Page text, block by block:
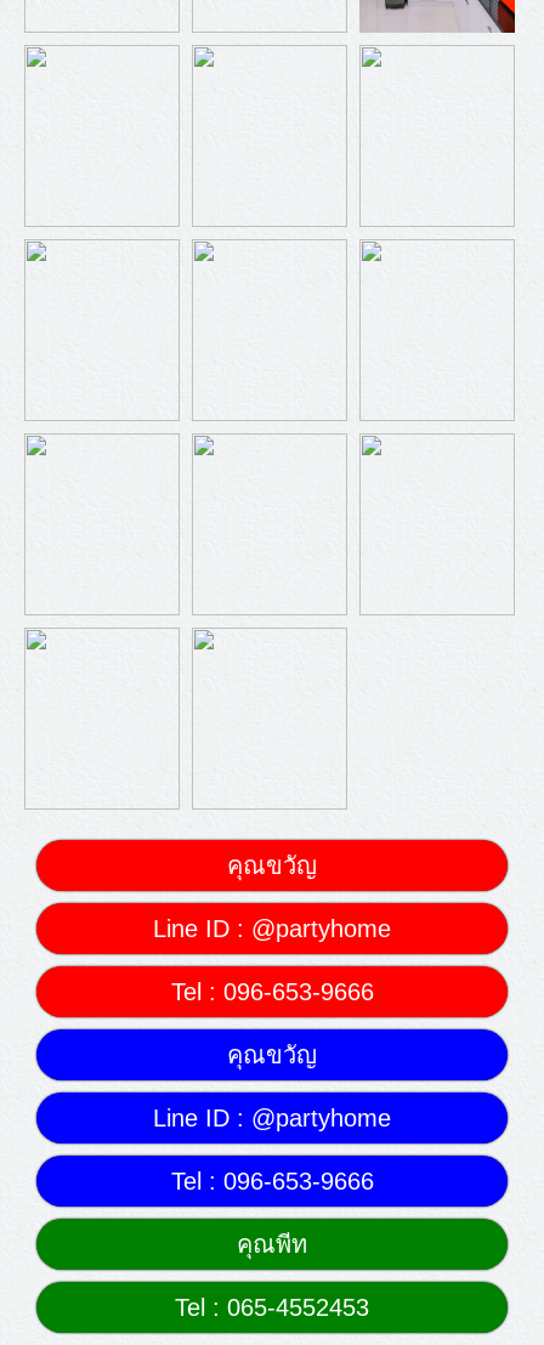
คุณขวัญ
Line ID : @partyhome
Tel : 096-653-9666
คุณขวัญ
Line ID : @partyhome
Tel : 096-653-9666
คุณพีท
Tel : 065-4552453